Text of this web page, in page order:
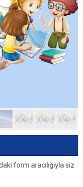
form aracılığıyla siz